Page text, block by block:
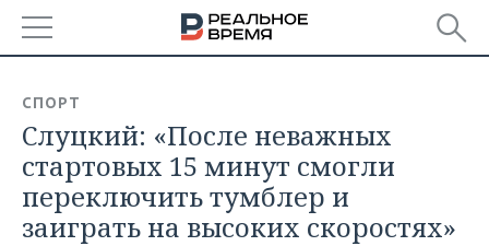
БАШКОРТОСТАН
ТАТАРСТАН
УДМУРТИЯ
НОВОСТИ
АНАЛИТИКА
НОВОСТИ АНАЛИТИКИ
ЭКОНОМИКА
СПОРТ
Слуцкий: «После неважных
стартовых 15 минут смогли
переключить тумблер и
заиграть на высоких скоростях»